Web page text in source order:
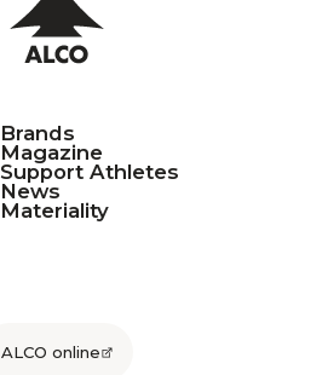
Brands
Magazine
Support Athletes
News
Materiality
ALCO online